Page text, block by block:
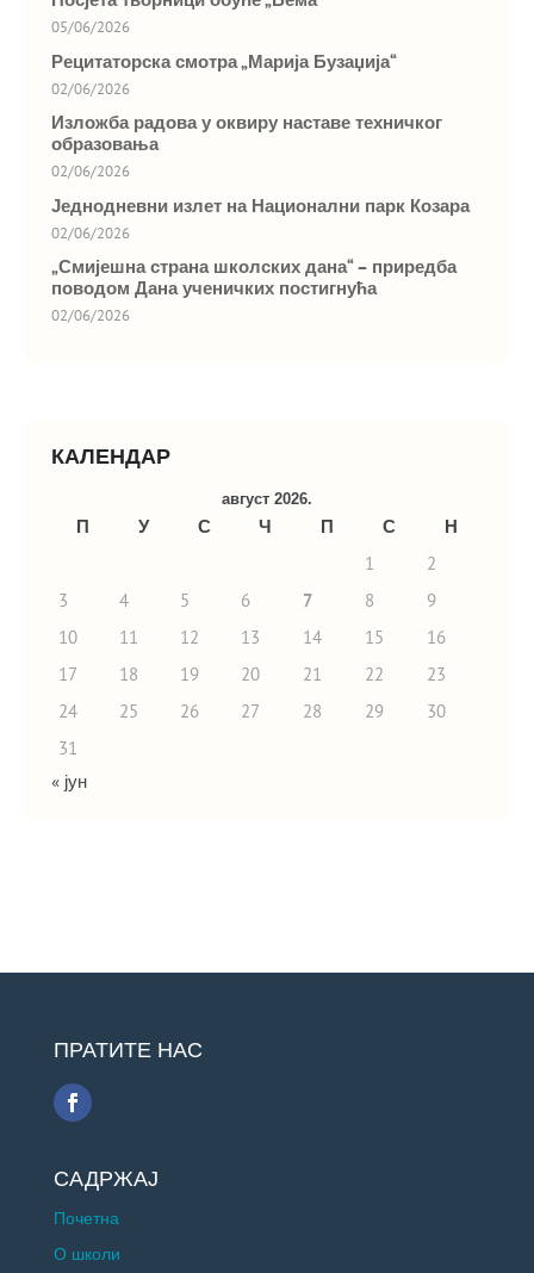
05/06/2026
Рецитаторска смотра „Марија Бузаџија“
02/06/2026
Изложба радова у оквиру наставе техничког
образовања
02/06/2026
Једнодневни излет на Национални парк Козара
02/06/2026
„Смијешна страна школских дана“ – приредба
поводом Дана ученичких постигнућа
02/06/2026
КАЛЕНДАР
август 2026.
П У С Ч П С
Н
1
2
3
4 5 6 7 8
9
10
11 12 13 14 15
16
17
18 19 20 21 22
23
24
25 26 27 28 29
30
31
« јун
ПРАТИТЕ НАС
САДРЖАЈ
Почетна
О школи